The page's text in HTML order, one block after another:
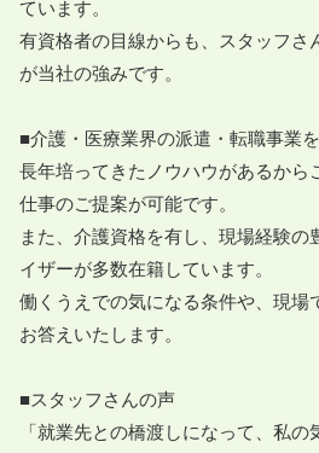
ています。
有資格者の目線からも、スタッフさ
が当社の強みです。
■介護・医療業界の派遣・転職事業
長年培ってきたノウハウがあるから
仕事のご提案が可能です。
また、介護資格を有し、現場経験の
イザーが多数在籍しています。
働くうえでの気になる条件や、現場
お答えいたします。
■スタッフさんの声
「就業先との橋渡しになって、私の